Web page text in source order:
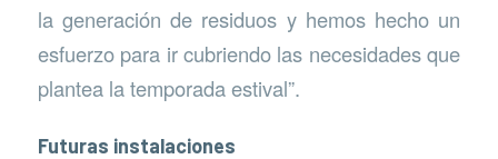
la generación de residuos y hemos hecho un
esfuerzo para ir cubriendo las necesidades que
plantea la temporada estival”.
Futuras instalaciones